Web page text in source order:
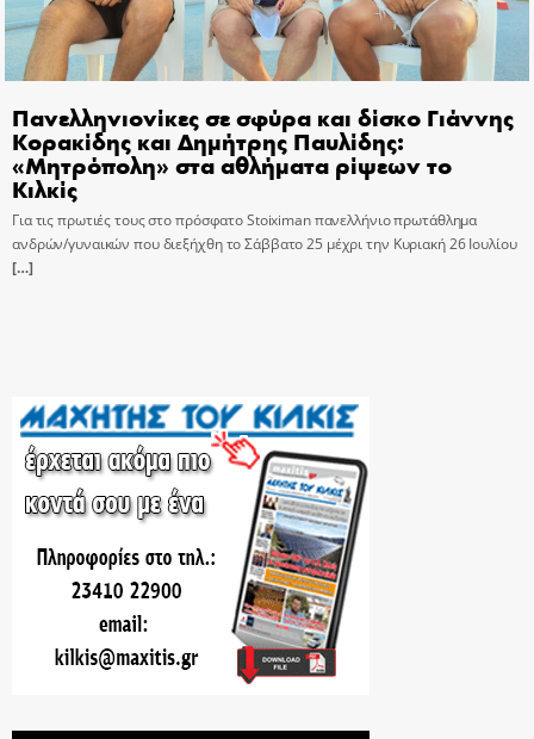
Πανελληνιονίκες σε σφύρα και δίσκο Γιάννης
Κορακίδης και Δημήτρης Παυλίδης:
«Μητρόπολη» στα αθλήματα ρίψεων το
Κιλκίς
Για τις πρωτιές τους στο πρόσφατο Stoiximan πανελλήνιο πρωτάθλημα
ανδρών/γυναικών που διεξήχθη το Σάββατο 25 μέχρι την Κυριακή 26 Ιουλίου
[…]